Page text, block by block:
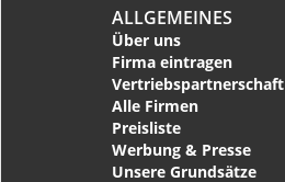
ALLGEMEINES
Über uns
Firma eintragen
Vertriebspartnerschaft
Alle Firmen
Preisliste
Werbung & Presse
Unsere Grundsätze